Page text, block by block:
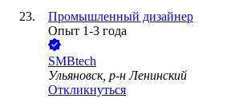
Промышленный дизайнер
Опыт 1-3 года
SMBtech
Ульяновск, р-н Ленинский
Откликнуться